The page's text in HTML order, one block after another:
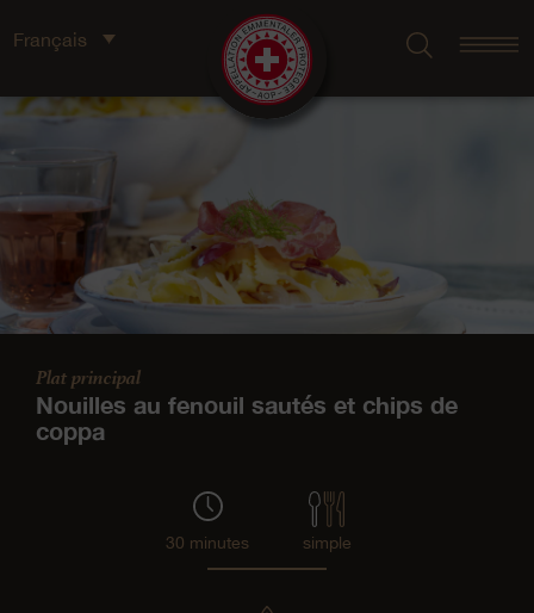
Français
Plat principal
Nouilles au fenouil sautés et chips de
coppa
30 minutes simple